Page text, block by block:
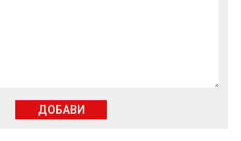
ДОБАВИ